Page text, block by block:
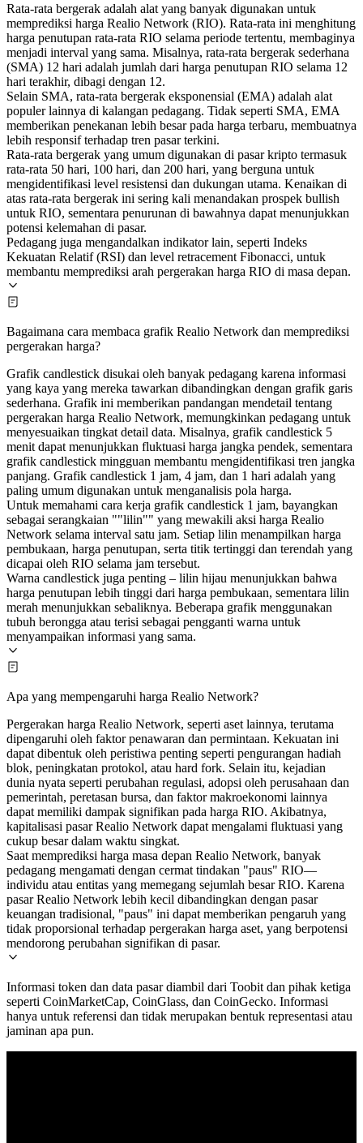
Rata-rata bergerak adalah alat yang banyak digunakan untuk
memprediksi harga Realio Network (RIO). Rata-rata ini menghitung
harga penutupan rata-rata RIO selama periode tertentu, membaginya
menjadi interval yang sama. Misalnya, rata-rata bergerak sederhana
(SMA) 12 hari adalah jumlah dari harga penutupan RIO selama 12
hari terakhir, dibagi dengan 12.
Selain SMA, rata-rata bergerak eksponensial (EMA) adalah alat
populer lainnya di kalangan pedagang. Tidak seperti SMA, EMA
memberikan penekanan lebih besar pada harga terbaru, membuatnya
lebih responsif terhadap tren pasar terkini.
Rata-rata bergerak yang umum digunakan di pasar kripto termasuk
rata-rata 50 hari, 100 hari, dan 200 hari, yang berguna untuk
mengidentifikasi level resistensi dan dukungan utama. Kenaikan di
atas rata-rata bergerak ini sering kali menandakan prospek bullish
untuk RIO, sementara penurunan di bawahnya dapat menunjukkan
potensi kelemahan di pasar.
Pedagang juga mengandalkan indikator lain, seperti Indeks
Kekuatan Relatif (RSI) dan level retracement Fibonacci, untuk
membantu memprediksi arah pergerakan harga RIO di masa depan.
Bagaimana cara membaca grafik Realio Network dan memprediksi
pergerakan harga?
Grafik candlestick disukai oleh banyak pedagang karena informasi
yang kaya yang mereka tawarkan dibandingkan dengan grafik garis
sederhana. Grafik ini memberikan pandangan mendetail tentang
pergerakan harga Realio Network, memungkinkan pedagang untuk
menyesuaikan tingkat detail data. Misalnya, grafik candlestick 5
menit dapat menunjukkan fluktuasi harga jangka pendek, sementara
grafik candlestick mingguan membantu mengidentifikasi tren jangka
panjang. Grafik candlestick 1 jam, 4 jam, dan 1 hari adalah yang
paling umum digunakan untuk menganalisis pola harga.
Untuk memahami cara kerja grafik candlestick 1 jam, bayangkan
sebagai serangkaian ""lilin"" yang mewakili aksi harga Realio
Network selama interval satu jam. Setiap lilin menampilkan harga
pembukaan, harga penutupan, serta titik tertinggi dan terendah yang
dicapai oleh RIO selama jam tersebut.
Warna candlestick juga penting – lilin hijau menunjukkan bahwa
harga penutupan lebih tinggi dari harga pembukaan, sementara lilin
merah menunjukkan sebaliknya. Beberapa grafik menggunakan
tubuh berongga atau terisi sebagai pengganti warna untuk
menyampaikan informasi yang sama.
Apa yang mempengaruhi harga Realio Network?
Pergerakan harga Realio Network, seperti aset lainnya, terutama
dipengaruhi oleh faktor penawaran dan permintaan. Kekuatan ini
dapat dibentuk oleh peristiwa penting seperti pengurangan hadiah
blok, peningkatan protokol, atau hard fork. Selain itu, kejadian
dunia nyata seperti perubahan regulasi, adopsi oleh perusahaan dan
pemerintah, peretasan bursa, dan faktor makroekonomi lainnya
dapat memiliki dampak signifikan pada harga RIO. Akibatnya,
kapitalisasi pasar Realio Network dapat mengalami fluktuasi yang
cukup besar dalam waktu singkat.
Saat memprediksi harga masa depan Realio Network, banyak
pedagang mengamati dengan cermat tindakan "paus" RIO—
individu atau entitas yang memegang sejumlah besar RIO. Karena
pasar Realio Network lebih kecil dibandingkan dengan pasar
keuangan tradisional, "paus" ini dapat memberikan pengaruh yang
tidak proporsional terhadap pergerakan harga aset, yang berpotensi
mendorong perubahan signifikan di pasar.
Informasi token dan data pasar diambil dari Toobit dan pihak ketiga
seperti CoinMarketCap, CoinGlass, dan CoinGecko. Informasi
hanya untuk referensi dan tidak merupakan bentuk representasi atau
jaminan apa pun.